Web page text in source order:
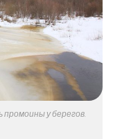
у берегов.